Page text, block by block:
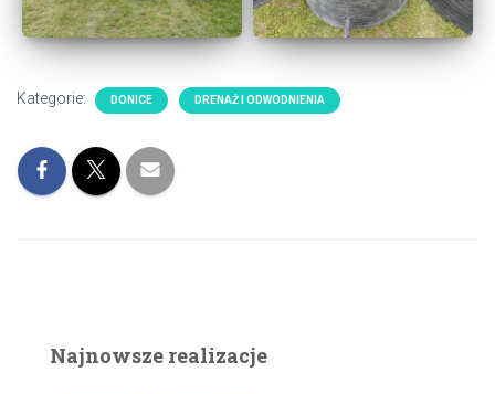
Kategorie: DONICE DRENAŻ I ODWODNIENIA
Najnowsze realizacje